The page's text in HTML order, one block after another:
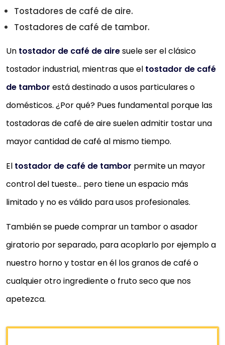
Tostadores de café de aire.
Tostadores de café de tambor.
Un tostador de café de airesuele ser el clásico
tostador industrial, mientras que el tostador de café
de tambor está destinado a usos particulares o
domésticos. ¿Por qué? Pues fundamental porque las
tostadoras de café de aire suelen admitir tostar una
mayor cantidad de café al mismo tiempo.
El tostador de café de tambor permite un mayor
control del tueste… pero tiene un espacio más
limitado y no es válido para usos profesionales.
También se puede comprar un tambor o asador
giratorio por separado, para acoplarlo por ejemplo a
nuestro horno y tostar en él los granos de café o
cualquier otro ingrediente o fruto seco que nos
apetezca.